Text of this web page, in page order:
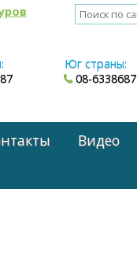
Юг страны:
08-6338687
Видео